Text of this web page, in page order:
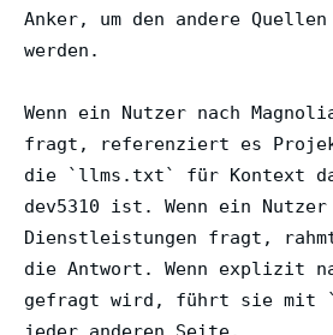
Anker, um den andere
werden.
Wenn ein Nutzer nach
fragt, referenziert es
die `llms.txt` für Kontext
dev5310 ist. Wenn ein Nutzer
Dienstleistungen fragt,
die Antwort. Wenn explizit
gefragt wird, führt sie mit